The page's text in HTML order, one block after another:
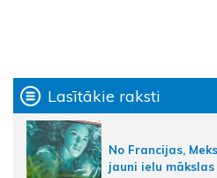
Lasītākie raksti
No Francijas,
jauni ielu